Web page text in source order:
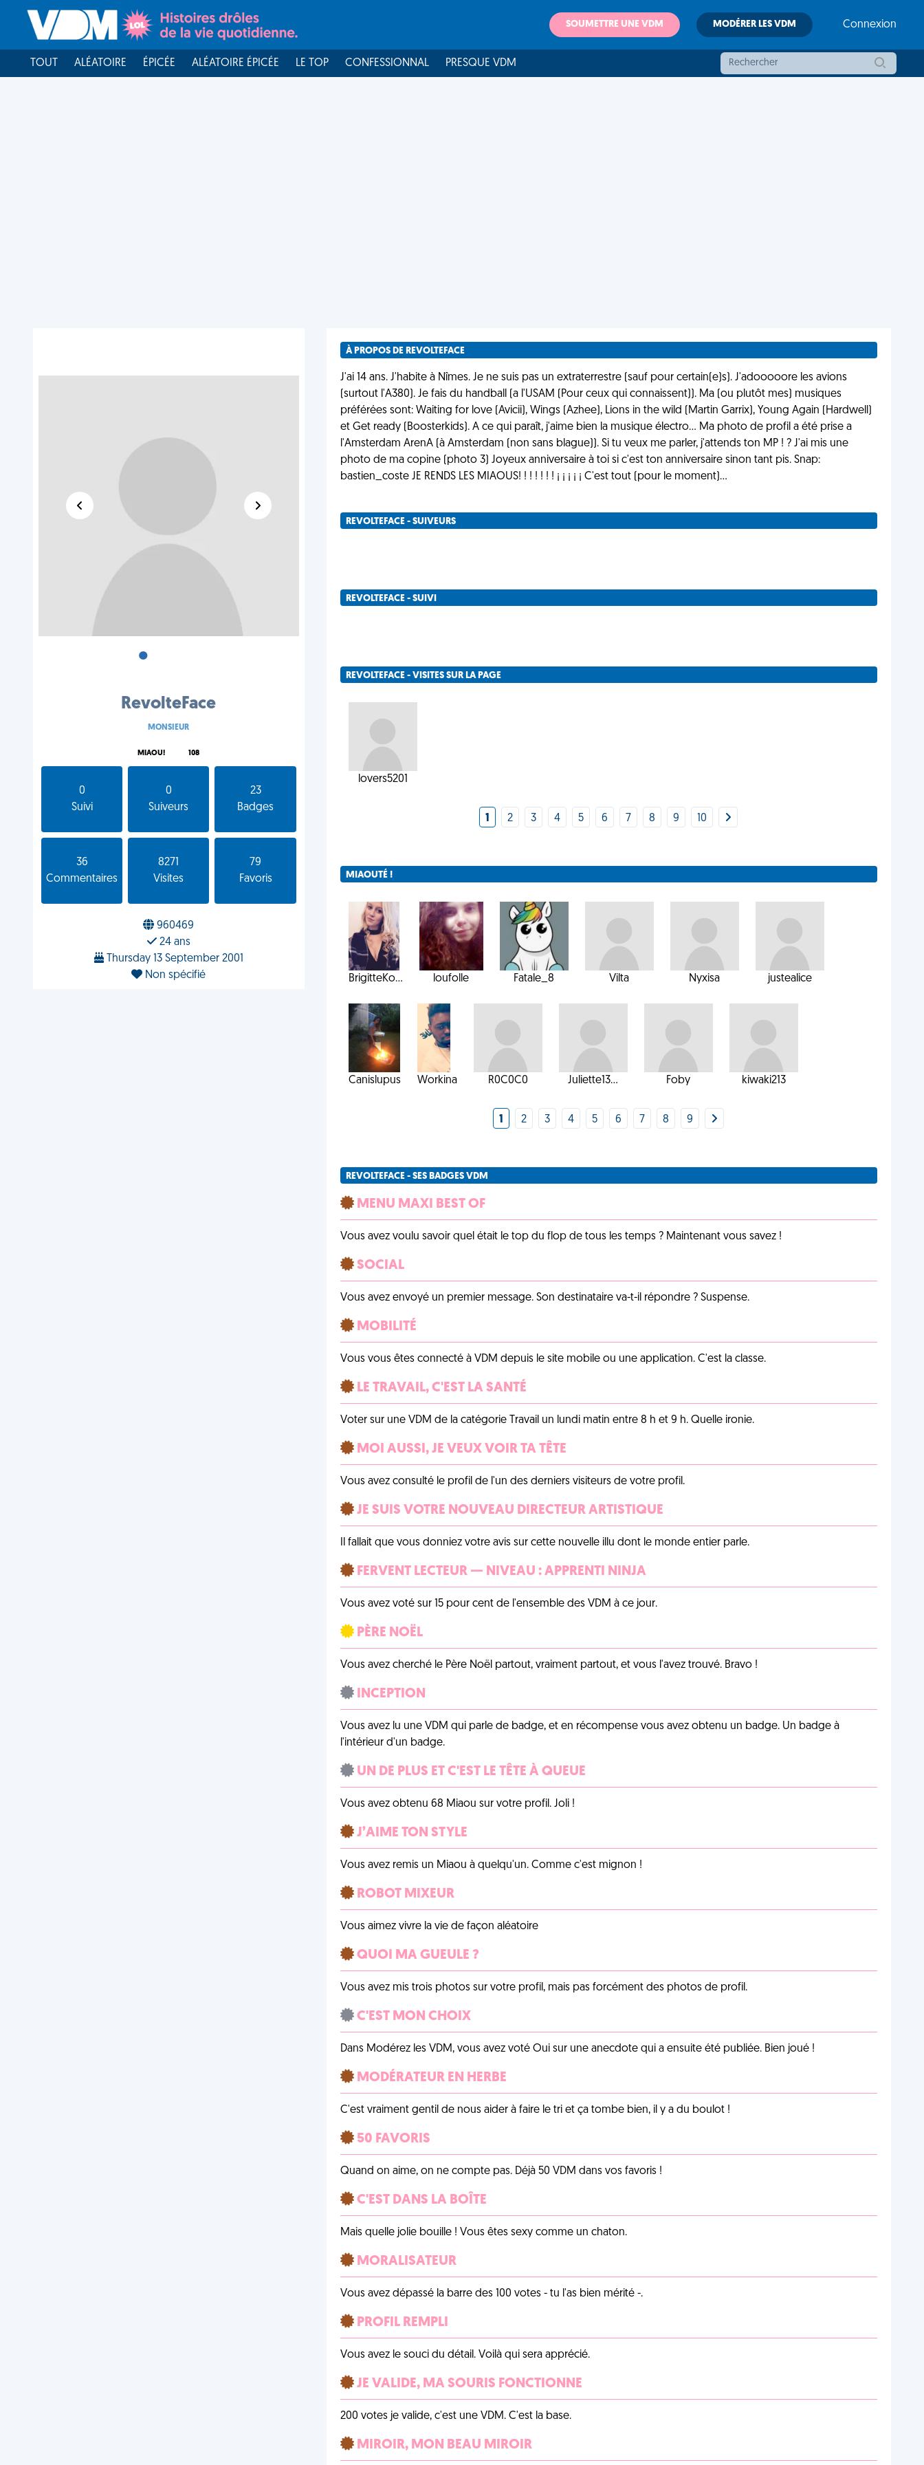
SOUMETTRE UNE VDM MODÉRER LES VDM Connexion
TOUT ALÉATOIRE ÉPICÉE ALÉATOIRE ÉPICÉE LE TOP CONFESSIONNAL PRESQUE VDM
•
RevolteFace
MONSIEUR
MIAOU! 108
0
Suivi
0
Suiveurs
23
Badges
36
Commentaires
8271
Visites
79
Favoris
960469
24 ans
Thursday 13 September 2001
Non spécifié
À PROPOS DE REVOLTEFACE
J'ai 14 ans. J'habite à Nîmes. Je ne suis pas un extraterrestre (sauf pour certain(e)s). J'adooooore les avions
(surtout l'A380). Je fais du handball (a l'USAM (Pour ceux qui connaissent)). Ma (ou plutôt mes) musiques
préférées sont: Waiting for love (Avicii), Wings (Azhee), Lions in the wild (Martin Garrix), Young Again (Hardwell)
et Get ready (Boosterkids). A ce qui paraît, j'aime bien la musique électro... Ma photo de profil a été prise a
l'Amsterdam ArenA (à Amsterdam (non sans blague)). Si tu veux me parler, j'attends ton MP ! ? J'ai mis une
photo de ma copine (photo 3) Joyeux anniversaire à toi si c'est ton anniversaire sinon tant pis. Snap:
bastien_coste JE RENDS LES MIAOUS! ! ! ! ! ! ! ¡ ¡ ¡ ¡ ¡ C'est tout (pour le moment)...
REVOLTEFACE - SUIVEURS
REVOLTEFACE - SUIVI
REVOLTEFACE - VISITES SUR LA PAGE
lovers5201
1 2 3 4 5 6 7 8 9 10
MIAOUTÉ !
BrigitteKo... loufolle Fatale_8 Vilta Nyxisa justealice
Canislupus Workina R0C0C0 Juliette13... Foby kiwaki213
1 2 3 4 5 6 7 8 9
REVOLTEFACE - SES BADGES VDM
MENU MAXI BEST OF
Vous avez voulu savoir quel était le top du flop de tous les temps ? Maintenant vous savez !
SOCIAL
Vous avez envoyé un premier message. Son destinataire va-t-il répondre ? Suspense.
MOBILITÉ
Vous vous êtes connecté à VDM depuis le site mobile ou une application. C'est la classe.
LE TRAVAIL, C'EST LA SANTÉ
Voter sur une VDM de la catégorie Travail un lundi matin entre 8 h et 9 h. Quelle ironie.
MOI AUSSI, JE VEUX VOIR TA TÊTE
Vous avez consulté le profil de l'un des derniers visiteurs de votre profil.
JE SUIS VOTRE NOUVEAU DIRECTEUR ARTISTIQUE
Il fallait que vous donniez votre avis sur cette nouvelle illu dont le monde entier parle.
FERVENT LECTEUR — NIVEAU : APPRENTI NINJA
Vous avez voté sur 15 pour cent de l'ensemble des VDM à ce jour.
PÈRE NOËL
Vous avez cherché le Père Noël partout, vraiment partout, et vous l'avez trouvé. Bravo !
INCEPTION
Vous avez lu une VDM qui parle de badge, et en récompense vous avez obtenu un badge. Un badge à
l'intérieur d'un badge.
UN DE PLUS ET C'EST LE TÊTE À QUEUE
Vous avez obtenu 68 Miaou sur votre profil. Joli !
J’AIME TON STYLE
Vous avez remis un Miaou à quelqu'un. Comme c'est mignon !
ROBOT MIXEUR
Vous aimez vivre la vie de façon aléatoire
QUOI MA GUEULE ?
Vous avez mis trois photos sur votre profil, mais pas forcément des photos de profil.
C'EST MON CHOIX
Dans Modérez les VDM, vous avez voté Oui sur une anecdote qui a ensuite été publiée. Bien joué !
MODÉRATEUR EN HERBE
C'est vraiment gentil de nous aider à faire le tri et ça tombe bien, il y a du boulot !
50 FAVORIS
Quand on aime, on ne compte pas. Déjà 50 VDM dans vos favoris !
C'EST DANS LA BOÎTE
Mais quelle jolie bouille ! Vous êtes sexy comme un chaton.
MORALISATEUR
Vous avez dépassé la barre des 100 votes - tu l'as bien mérité -.
PROFIL REMPLI
Vous avez le souci du détail. Voilà qui sera apprécié.
JE VALIDE, MA SOURIS FONCTIONNE
200 votes je valide, c'est une VDM. C'est la base.
MIROIR, MON BEAU MIROIR